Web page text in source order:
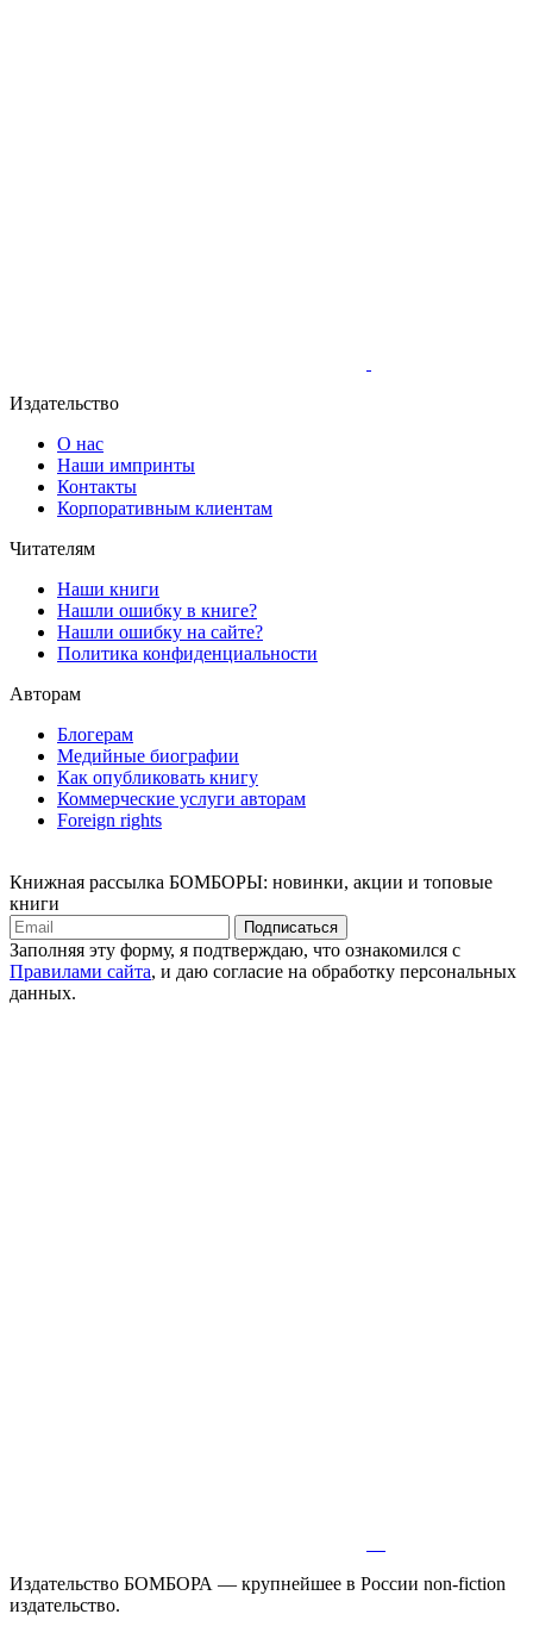
Издательство
О нас
Наши импринты
Контакты
Корпоративным клиентам
Читателям
Наши книги
Нашли ошибку в книге?
Нашли ошибку на сайте?
Политика конфиденциальности
Авторам
Блогерам
Медийные биографии
Как опубликовать книгу
Коммерческие услуги авторам
Foreign rights
Книжная рассылка БОМБОРЫ: новинки, акции и топовые
книги
Подписаться
Заполняя эту форму, я подтверждаю, что ознакомился с
Правилами сайта, и даю согласие на обработку персональных
данных.
Издательство БОМБОРА — крупнейшее в России non-fiction
издательство.